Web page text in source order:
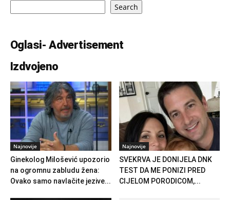
Search
Oglasi- Advertisement
Izdvojeno
Najnovije
Ginekolog Milošević upozorio
na ogromnu zabludu žena:
Ovako samo navlačite jezive...
Najnovije
SVEKRVA JE DONIJELA DNK
TEST DA ME PONIZI PRED
CIJELOM PORODICOM,...